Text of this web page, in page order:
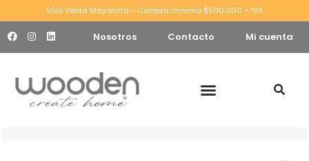
Sólo Venta Mayorista - Compra mínima $500.000 + IVA
Nosotros Contacto Mi cuenta